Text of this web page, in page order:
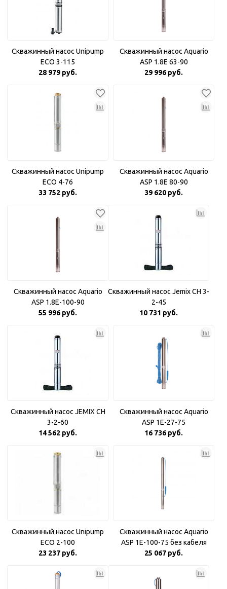
Скважинный насос Unipump
ECO 3-115
28 979 руб.
Скважинный насос Aquario
ASP 1.8Е 63-90
29 996 руб.
Скважинный насос Unipump
ECO 4-76
33 752 руб.
Скважинный насос Aquario
ASP 1.8E 80-90
39 620 руб.
Скважинный насос Aquario
ASP 1.8E-100-90
55 996 руб.
Скважинный насос Jemix CH 3-
2-45
10 731 руб.
Скважинный насос JEMIX CH
3-2-60
14 562 руб.
Скважинный насос Aquario
ASP 1E-27-75
16 736 руб.
Скважинный насос Unipump
ECO 2-100
23 237 руб.
Скважинный насос Aquario
ASP 1E-100-75 без кабеля
25 067 руб.